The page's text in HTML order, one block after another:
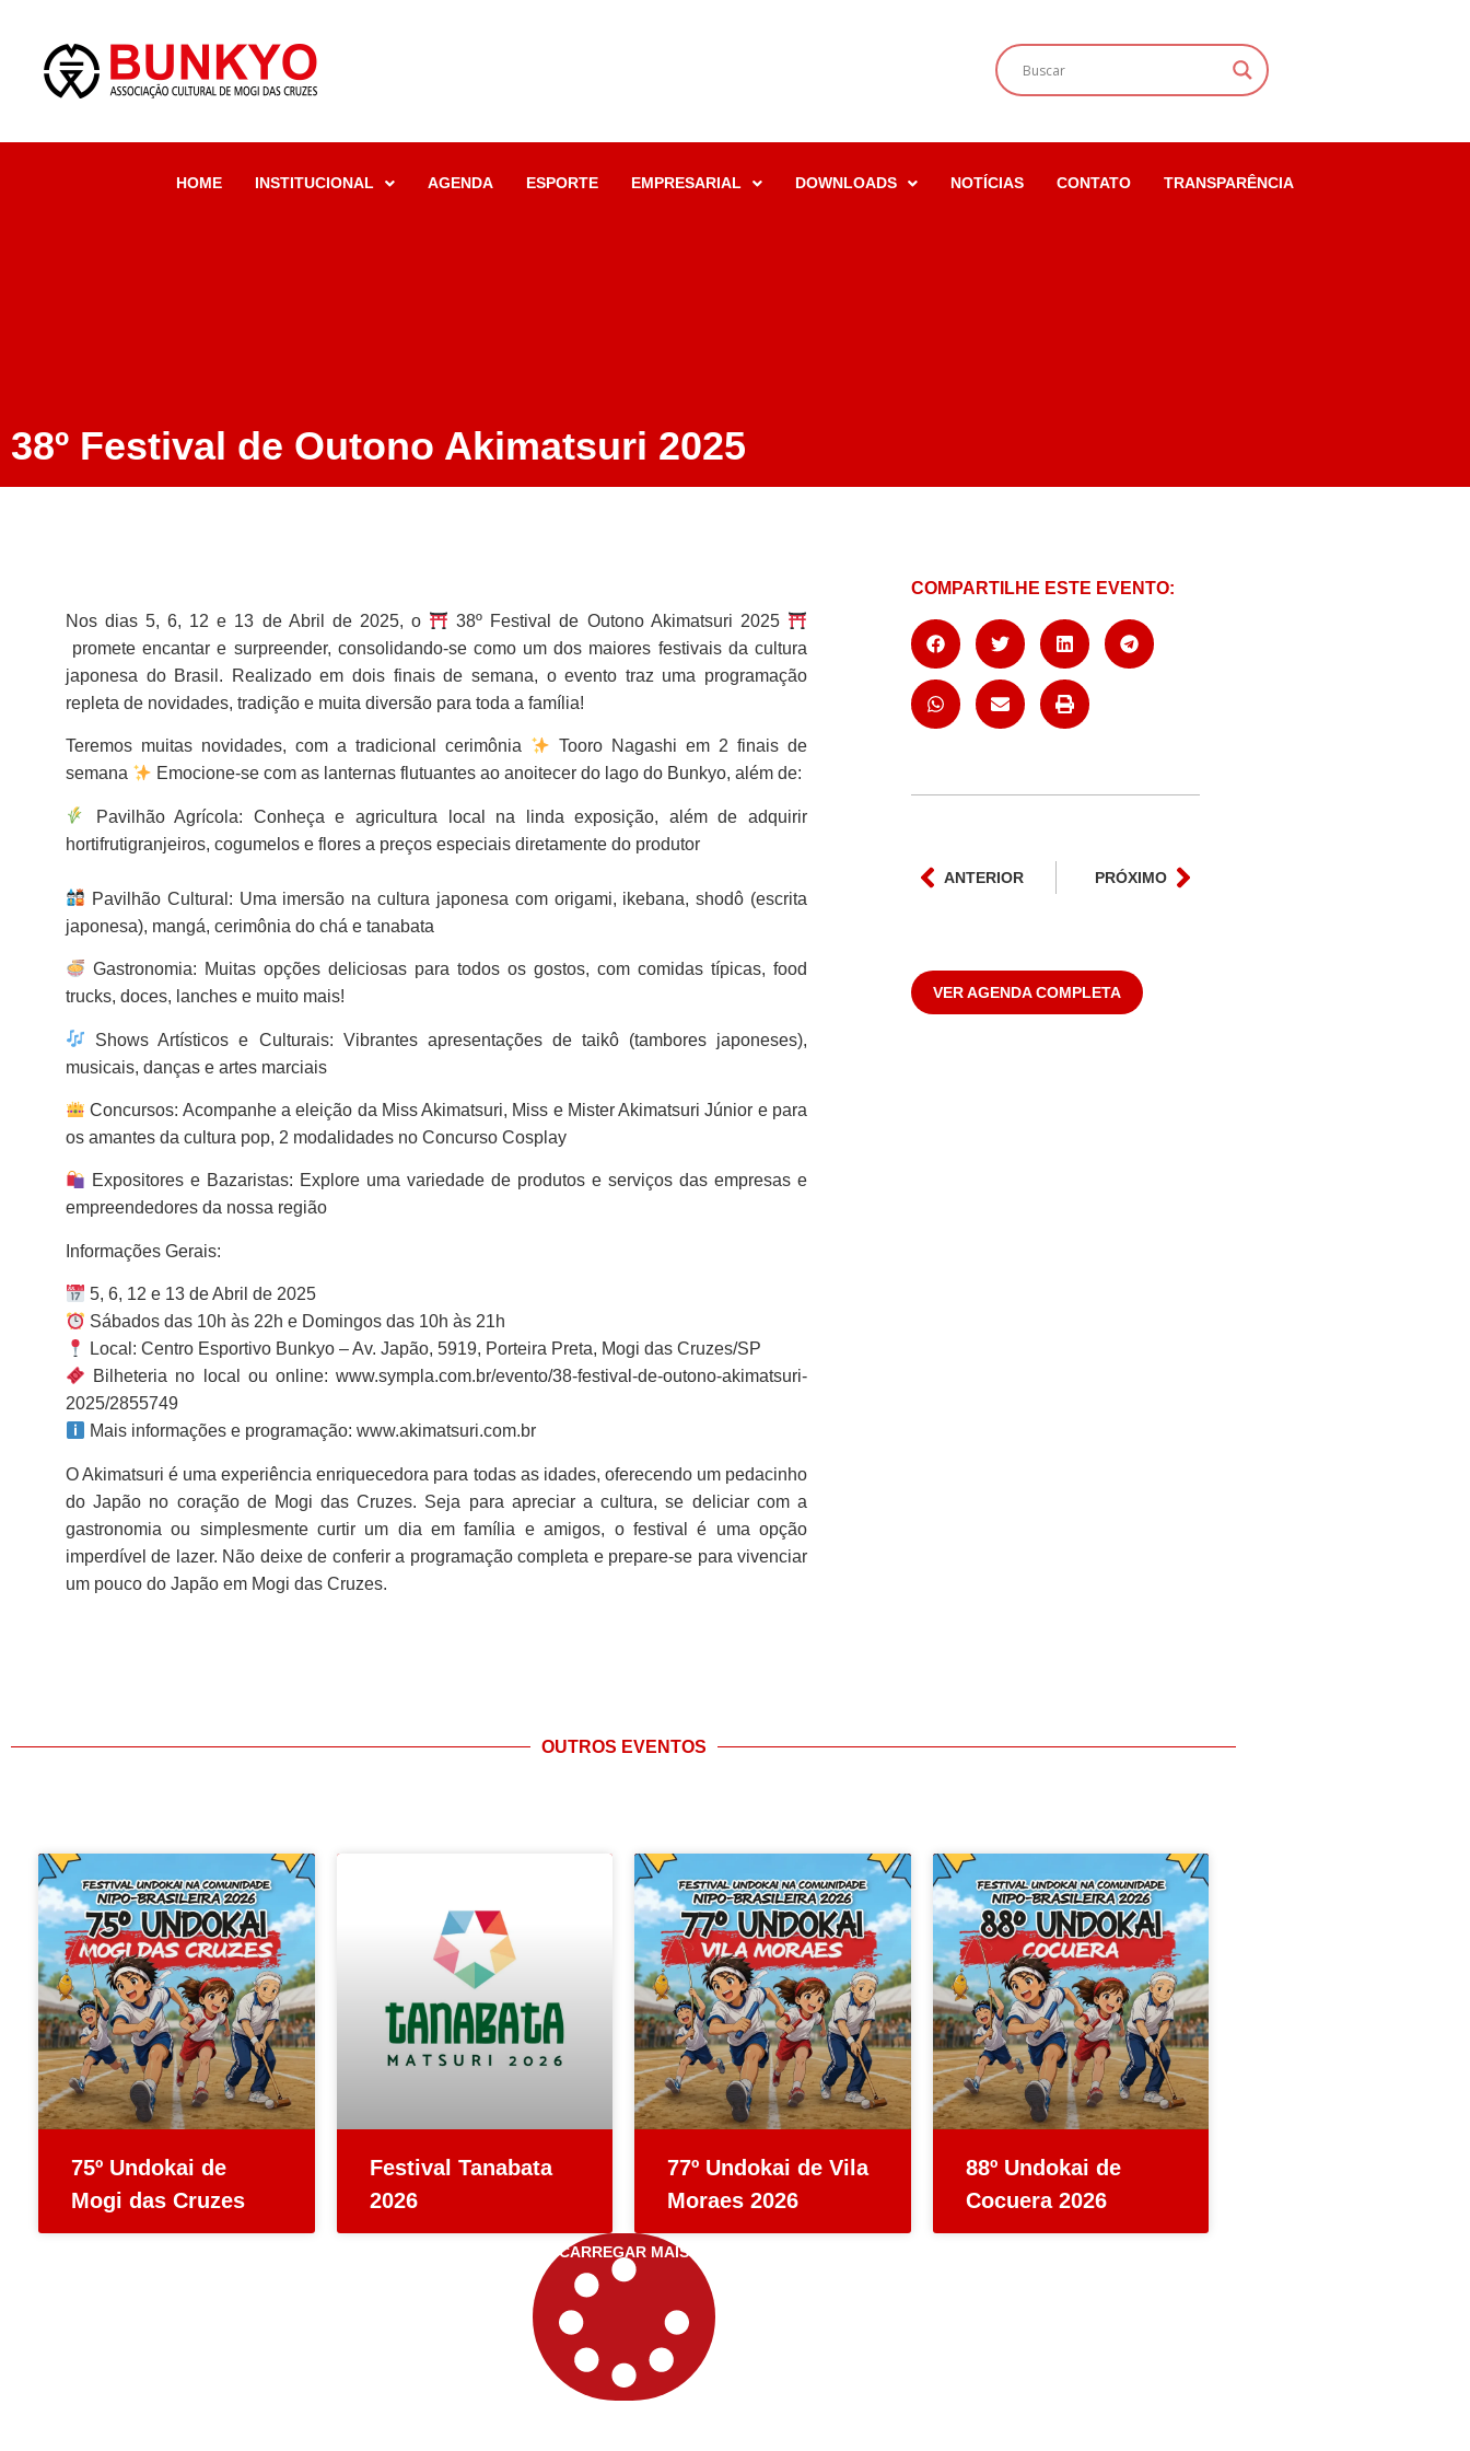
HOME INSTITUCIONAL AGENDA ESPORTE EMPRESARIAL DOWNLOADS NOTÍCIAS CONTATO TRANSPARÊNCIA
38º Festival de Outono Akimatsuri 2025
Nos dias 5, 6, 12 e 13 de Abril de 2025, o
38º Festival de Outono Akimatsuri 2025
promete encantar e surpreender, consolidando-se como um dos maiores festivais da cultura
japonesa do Brasil. Realizado em dois finais de semana, o evento traz uma programação
repleta de novidades, tradição e muita diversão para toda a família!
Teremos muitas novidades, com a tradicional cerimônia
Tooro Nagashi em 2 finais de
semana
Emocione-se com as lanternas flutuantes ao anoitecer do lago do Bunkyo, além de:
Pavilhão Agrícola: Conheça e agricultura local na linda exposição, além de adquirir
hortifrutigranjeiros, cogumelos e flores a preços especiais diretamente do produtor
Pavilhão Cultural: Uma imersão na cultura japonesa com origami, ikebana, shodô (escrita
japonesa), mangá, cerimônia do chá e tanabata
Gastronomia: Muitas opções deliciosas para todos os gostos, com comidas típicas, food
trucks, doces, lanches e muito mais!
Shows Artísticos e Culturais: Vibrantes apresentações de taikô (tambores japoneses),
musicais, danças e artes marciais
Concursos: Acompanhe a eleição da Miss Akimatsuri, Miss e Mister Akimatsuri Júnior e para
os amantes da cultura pop, 2 modalidades no Concurso Cosplay
Expositores e Bazaristas: Explore uma variedade de produtos e serviços das empresas e
empreendedores da nossa região
Informações Gerais:
5, 6, 12 e 13 de Abril de 2025
Sábados das 10h às 22h e Domingos das 10h às 21h
Local: Centro Esportivo Bunkyo – Av. Japão, 5919, Porteira Preta, Mogi das Cruzes/SP
Bilheteria no local ou online: www.sympla.com.br/evento/38-festival-de-outono-akimatsuri-
2025/2855749
Mais informações e programação: www.akimatsuri.com.br
O Akimatsuri é uma experiência enriquecedora para todas as idades, oferecendo um pedacinho
do Japão no coração de Mogi das Cruzes. Seja para apreciar a cultura, se deliciar com a
gastronomia ou simplesmente curtir um dia em família e amigos, o festival é uma opção
imperdível de lazer. Não deixe de conferir a programação completa e prepare-se para vivenciar
um pouco do Japão em Mogi das Cruzes.
COMPARTILHE ESTE EVENTO:
ANTERIOR PRÓXIMO
VER AGENDA COMPLETA
OUTROS EVENTOS
75º Undokai de
Mogi das Cruzes
Festival Tanabata
2026
77º Undokai de Vila
Moraes 2026
88º Undokai de
Cocuera 2026
CARREGAR MAIS